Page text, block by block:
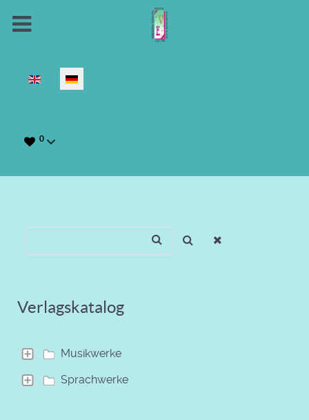
Sprache auswählen
0
Verlagskatalog
Musikwerke
Sprachwerke